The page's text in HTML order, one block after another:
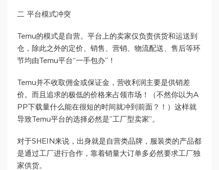
二 平台模式冲突
Temu的模式是自营。平台上的卖家仅负责供货和运送到
仓，除此之外的定价、销售、营销、物流配送、售后等环
节均由Temu平台“一手包办”！
Temu并不收取佣金或保证金，营收利润主要是供销差
价。而且追求的极低的价格来占领市场！（不然你以为A
PP下载量什么能在很短的时间就冲到前面？！）这样就
导致Temu平台的选择必然是”工厂型卖家”。
对于SHEIN来说，出身就是自营类品牌，服装类的产品都
是通过工厂进行合作，靠着销量大订单多必然要求工厂独
家供货。